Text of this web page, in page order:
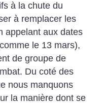
à la chute du
à remplacer les
appelant aux dates
le 13 mars),
de groupe de
Du coté des
nous manquons
la manière dont se